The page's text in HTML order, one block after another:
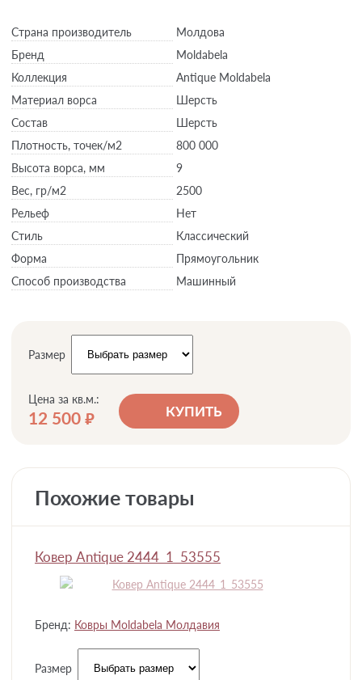
Страна производитель
Молдова
Бренд
Moldabela
Коллекция
Antique Moldabela
Материал ворса
Шерсть
Состав
Шерсть
Плотность, точек/м2
800 000
Высота ворса, мм
9
Вес, гр/м2
2500
Рельеф
Нет
Стиль
Классический
Форма
Прямоугольник
Способ производства
Машинный
Размер
Цена за кв.м.:
12 500 руб. КУПИТЬ
Похожие товары
Ковер Antique 2444_1_53555
Бренд: Ковры Moldabela Молдавия
Размер